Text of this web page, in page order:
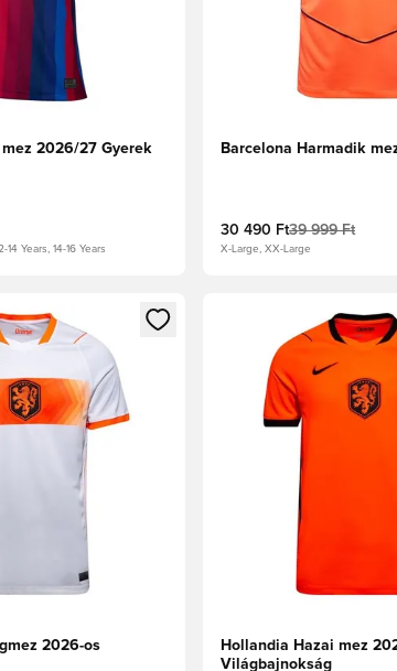
2026/27 Gyerek
14 Years, 14-16 Years
Barcelona Harmadik
30 490 Ft39 999 Ft
X-Large, XX-Large
a bejelentkezéshez vagy a tagként való
2026-os
Megnyit egy modált a
Hollandia Hazai mez
Világbajnokság